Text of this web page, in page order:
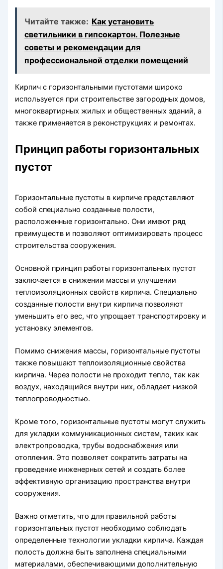
Читайте также: Как установить
светильники в гипсокартон. Полезные
советы и рекомендации для
профессиональной отделки помещений
Кирпич с горизонтальными пустотами широко
используется при строительстве загородных домов,
многоквартирных жилых и общественных зданий, а
также применяется в реконструкциях и ремонтах.
Принцип работы горизонтальных
пустот
Горизонтальные пустоты в кирпиче представляют
собой специально созданные полости,
расположенные горизонтально. Они имеют ряд
преимуществ и позволяют оптимизировать процесс
строительства сооружения.
Основной принцип работы горизонтальных пустот
заключается в снижении массы и улучшении
теплоизоляционных свойств кирпича. Специально
созданные полости внутри кирпича позволяют
уменьшить его вес, что упрощает транспортировку и
установку элементов.
Помимо снижения массы, горизонтальные пустоты
также повышают теплоизоляционные свойства
кирпича. Через полости не проходит тепло, так как
воздух, находящийся внутри них, обладает низкой
теплопроводностью.
Кроме того, горизонтальные пустоты могут служить
для укладки коммуникационных систем, таких как
электропроводка, трубы водоснабжения или
отопления. Это позволяет сократить затраты на
проведение инженерных сетей и создать более
эффективную организацию пространства внутри
сооружения.
Важно отметить, что для правильной работы
горизонтальных пустот необходимо соблюдать
определенные технологии укладки кирпича. Каждая
полость должна быть заполнена специальными
материалами, обеспечивающими дополнительную